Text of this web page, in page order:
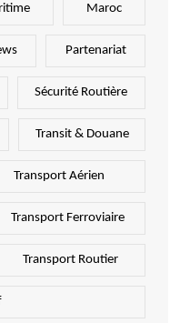
Maroc
Partenariat
Sécurité Routière
Transit & Douane
Transport Aérien
Transport Ferroviaire
Transport Routier